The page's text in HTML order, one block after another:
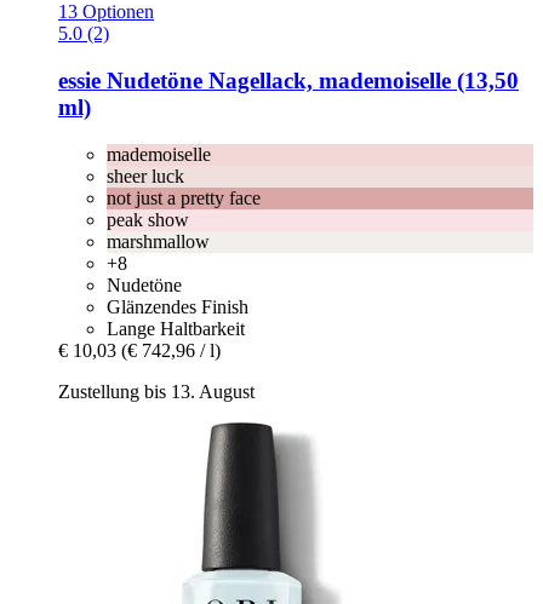
13 Optionen
5.0 (2)
essie Nudetöne Nagellack, mademoiselle (13,50
ml)
mademoiselle
sheer luck
not just a pretty face
peak show
marshmallow
+8
Nudetöne
Glänzendes Finish
Lange Haltbarkeit
€ 10,03 (€ 742,96 / l)
Zustellung bis 13. August